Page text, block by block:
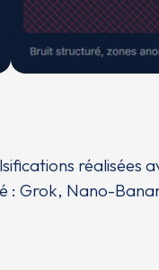
réalisées
: Grok, Nano-